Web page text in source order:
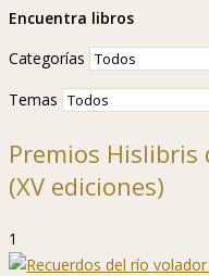
Encuentra libros
Categorías
Temas
Premios
(XV ediciones)
1